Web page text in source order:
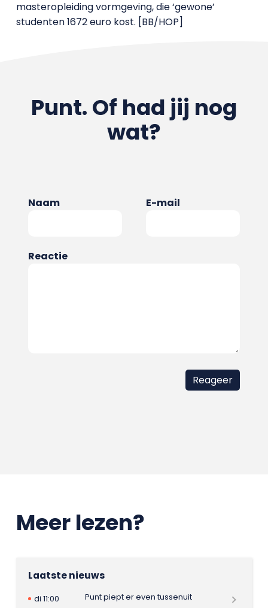
masteropleiding vormgeving, die ‘gewone’
studenten 1672 euro kost. [BB/HOP]
Punt. Of had jij nog
wat?
Naam E-mail
Reactie
Meer lezen?
Laatste nieuws
di 11:00
Punt piept er even tussenuit